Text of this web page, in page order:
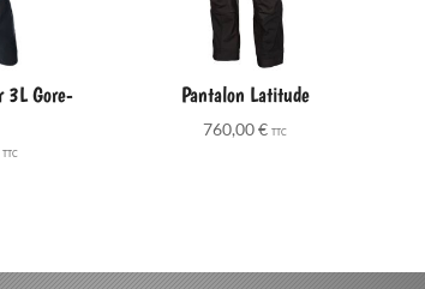
3L Gore-
TTC
Pantalon Latitude
760,00€ TTC